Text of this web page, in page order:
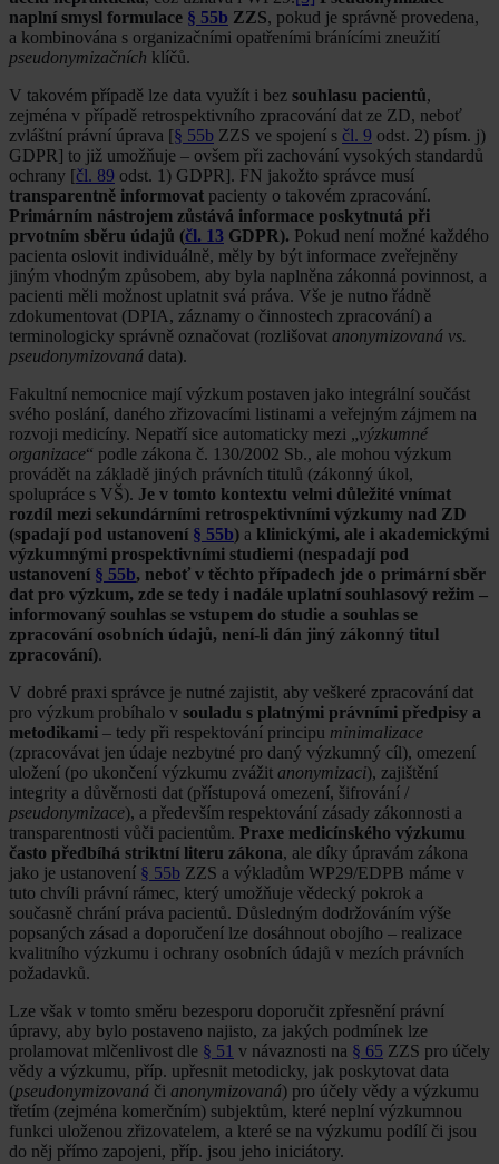
naplní smysl formulace § 55b ZZS, pokud je správně provedena,
a kombinována s organizačními opatřeními bránícími zneužití
pseudonymizačních klíčů.
V takovém případě lze data využít i bez souhlasu pacientů,
zejména v případě retrospektivního zpracování dat ze ZD, neboť
zvláštní právní úprava [§ 55b ZZS ve spojení s čl. 9 odst. 2) písm. j)
GDPR] to již umožňuje – ovšem při zachování vysokých standardů
ochrany [čl. 89 odst. 1) GDPR]. FN jakožto správce musí
transparentně informovat pacienty o takovém zpracování.
Primárním nástrojem zůstává informace poskytnutá při
prvotním sběru údajů (čl. 13 GDPR). Pokud není možné každého
pacienta oslovit individuálně, měly by být informace zveřejněny
jiným vhodným způsobem, aby byla naplněna zákonná povinnost, a
pacienti měli možnost uplatnit svá práva. Vše je nutno řádně
zdokumentovat (DPIA, záznamy o činnostech zpracování) a
terminologicky správně označovat (rozlišovat anonymizovaná vs.
pseudonymizovaná data).
Fakultní nemocnice mají výzkum postaven jako integrální součást
svého poslání, daného zřizovacími listinami a veřejným zájmem na
rozvoji medicíny. Nepatří sice automaticky mezi „výzkumné
organizace“ podle zákona č. 130/2002 Sb., ale mohou výzkum
provádět na základě jiných právních titulů (zákonný úkol,
spolupráce s VŠ). Je v tomto kontextu velmi důležité vnímat
rozdíl mezi sekundárními retrospektivními výzkumy nad ZD
(spadají pod ustanovení § 55b) a klinickými, ale i akademickými
výzkumnými prospektivními studiemi (nespadají pod
ustanovení § 55b, neboť v těchto případech jde o primární sběr
dat pro výzkum, zde se tedy i nadále uplatní souhlasový režim –
informovaný souhlas se vstupem do studie a souhlas se
zpracování osobních údajů, není-li dán jiný zákonný titul
zpracování).
V dobré praxi správce je nutné zajistit, aby veškeré zpracování dat
pro výzkum probíhalo v souladu s platnými právními předpisy a
metodikami – tedy při respektování principu minimalizace
(zpracovávat jen údaje nezbytné pro daný výzkumný cíl), omezení
uložení (po ukončení výzkumu zvážit anonymizaci), zajištění
integrity a důvěrnosti dat (přístupová omezení, šifrování /
pseudonymizace), a především respektování zásady zákonnosti a
transparentnosti vůči pacientům. Praxe medicínského výzkumu
často předbíhá striktní literu zákona, ale díky úpravám zákona
jako je ustanovení § 55b ZZS a výkladům WP29/EDPB máme v
tuto chvíli právní rámec, který umožňuje vědecký pokrok a
současně chrání práva pacientů. Důsledným dodržováním výše
popsaných zásad a doporučení lze dosáhnout obojího – realizace
kvalitního výzkumu i ochrany osobních údajů v mezích právních
požadavků.
Lze však v tomto směru bezesporu doporučit zpřesnění právní
úpravy, aby bylo postaveno najisto, za jakých podmínek lze
prolamovat mlčenlivost dle § 51 v návaznosti na § 65 ZZS pro účely
vědy a výzkumu, příp. upřesnit metodicky, jak poskytovat data
(pseudonymizovaná či anonymizovaná) pro účely vědy a výzkumu
třetím (zejména komerčním) subjektům, které neplní výzkumnou
funkci uloženou zřizovatelem, a které se na výzkumu podílí či jsou
do něj přímo zapojeni, příp. jsou jeho iniciátory.